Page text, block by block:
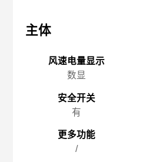
主体
风速电量显示
数显
安全开关
有
更多功能
/